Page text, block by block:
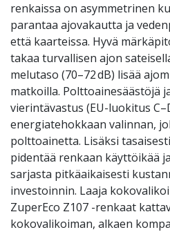
renkaissa on asymmetrinen
parantaa ajovakautta ja
että kaarteissa. Hyvä
takaa turvallisen ajon
melutaso (70–72 dB) lisää
matkoilla. Polttoainesäästöjä
vierintävastus (EU-luokitus
energiatehokkaan valinnan,
polttoainetta. Lisäksi
pidentää renkaan käyttöikää
sarjasta pitkäaikaisesti
investoinnin. Laaja
ZuperEco Z107 -renkaat
kokovalikoiman, alkaen